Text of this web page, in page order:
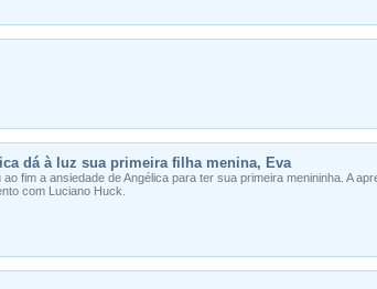
dá à luz sua primeira filha menina, Eva
ao fim a ansiedade de Angélica para ter sua primeira menininha. A
com Luciano Huck.